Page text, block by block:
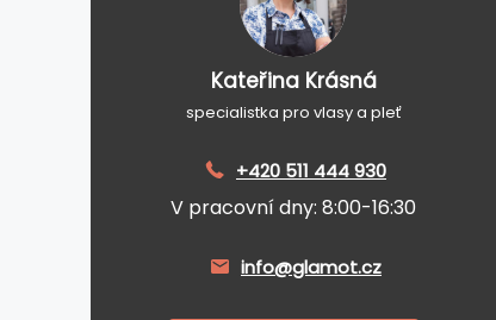
Kateřina Krásná
specialistka pro vlasy a pleť
+420 511 444 930
V pracovní dny: 8:00-16:30
info@glamot.cz